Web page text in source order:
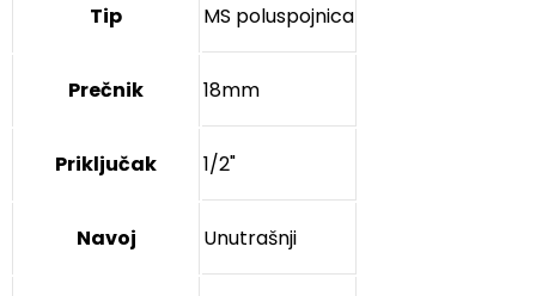
Tip MS poluspojnica
Prečnik 18mm
Priključak 1/2"
Navoj Unutrašnji